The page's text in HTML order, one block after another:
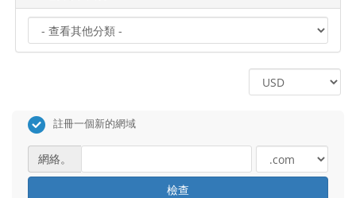
註冊一個新的網域
網絡。
檢查